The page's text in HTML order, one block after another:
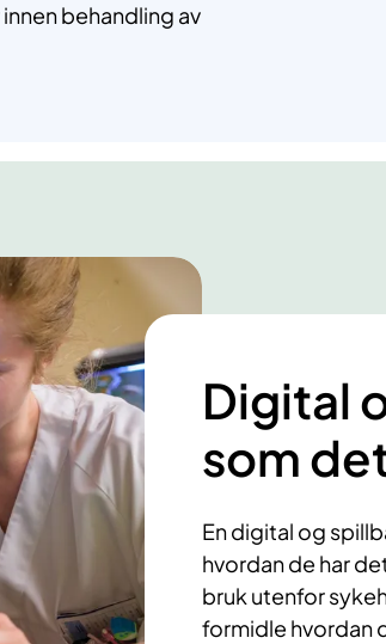
behandling av
Digital
som
En digital og
hvordan de har
bruk utenfor
formidle hvordan